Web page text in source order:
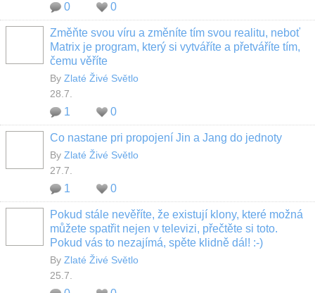
0 0
Změňte svou víru a změníte tím svou realitu, neboť
Matrix je program, který si vytváříte a přetváříte tím,
čemu věříte
By Zlaté Živé Světlo
28.7.
1 0
Co nastane pri propojení Jin a Jang do jednoty
By Zlaté Živé Světlo
27.7.
1 0
Pokud stále nevěříte, že existují klony, které možná
můžete spatřit nejen v televizi, přečtěte si toto.
Pokud vás to nezajímá, spěte klidně dál! :-)
By Zlaté Živé Světlo
25.7.